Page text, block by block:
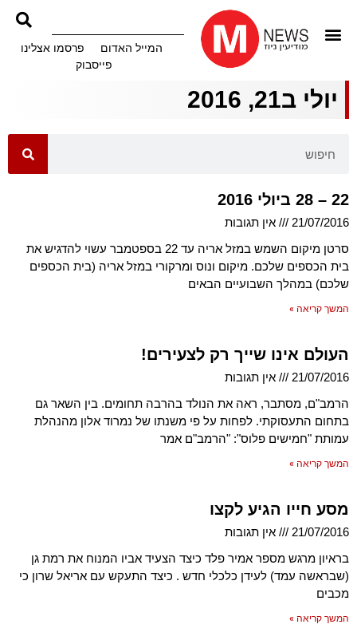
המייל האדום
פרסמו אצלינו
פייסבוק
יולי ב21, 2016
22 – 28 ביולי 2016
21/07/2016
אין תגובות
סרטן מיקום השמש במזל אריה עד 22 בספטמבר עשוי להדגיש את
בית הכספים שלכם. מיקום ונוס ומרקורי במזל אריה (בית הכספים
שלכם) במהלך השבועיים הבאים
המשך קריאה »
העולם אינו שייך רק לצעירים!
21/07/2016
אין תגובות
הרמב"ם, מסתבר, ראה את הנולד בהרבה תחומים. בין השאר גם
בתחום התעסוקתי. לפחות על פי משנתו של נמרוד אלון מהנהלת
עמותת "חמישים פלוס": "הרמב"ם אמר
המשך קריאה »
מסע חייו הגיע לקצו
21/07/2016
אין תגובות
בראיון מרגש מספר אמיר פלד כיצד הצעיד אביו המנוח את רמת גן
(שבראשה עמד) לעידן כלכלי חדש . כיצד התעקש עם אריאל שרון כי
מכבים
המשך קריאה »